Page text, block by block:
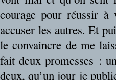
courage pour réussir
accuser les autres. Et
le convaincre de me
fait deux promesses :
deux, qu’un jour je